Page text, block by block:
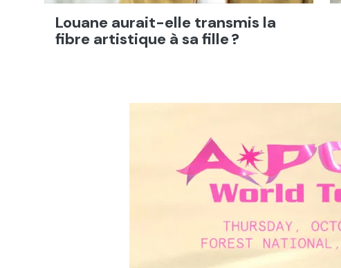
Louane aurait-elle transmis la
fibre artistique à sa fille ?